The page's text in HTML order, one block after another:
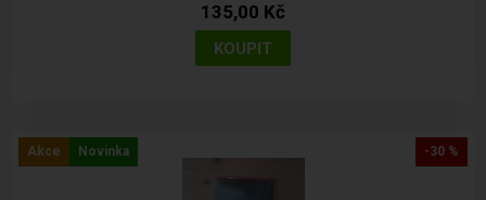
135,00 Kč
-30 %
Akce Novinka